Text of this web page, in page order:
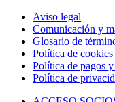
Aviso legal
Comunicación y
Glosario de
Política de cookies
Política de pagos
Política de